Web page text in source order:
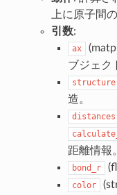
上に原子間
引数:
ax
ブジェク
structure
造。
distances
距離情報。
bond_r
color